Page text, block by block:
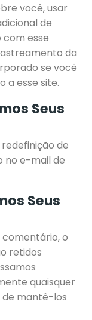
você, usar
de
esse
da
se você
a esse site.
Seus
de
no e-mail de
Seus
comentário, o
retidos
quaisquer
de mantê-los